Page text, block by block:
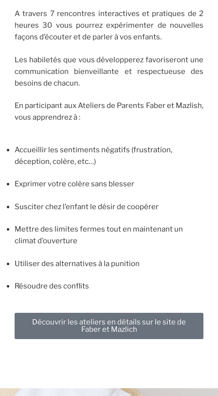
A travers 7 rencontres interactives et pratiques de 2
heures 30 vous pourrez expérimenter de nouvelles
façons d’écouter et de parler à vos enfants.
Les habiletés que vous développerez favoriseront une
communication bienveillante et respectueuse des
besoins de chacun.
En participant aux Ateliers de Parents Faber et Mazlish,
vous apprendrez à :
Accueillir les sentiments négatifs (frustration,
déception, colère, etc…)
Exprimer votre colère sans blesser
Susciter chez l’enfant le désir de coopérer
Mettre des limites fermes tout en maintenant un
climat d’ouverture
Utiliser des alternatives à la punition
Résoudre des conflits
Découvrir les ateliers en détails sur le site de
Faber et Mazlich